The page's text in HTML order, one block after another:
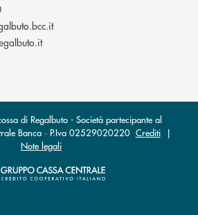
(si apre l’app di posta
(si apre l’app di posta
di Regalbuto - Società partecipante al
Banca · P.Iva 02529020220 Crediti|
Note legali